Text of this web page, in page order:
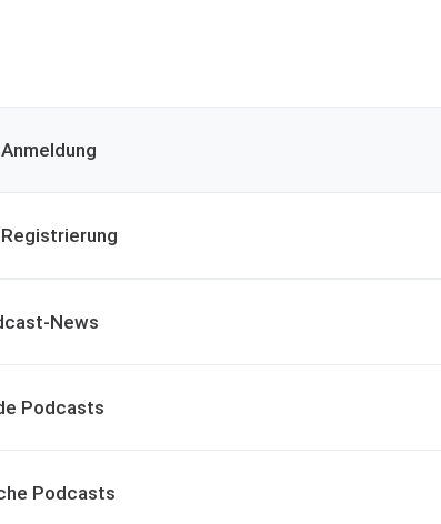
Anmeldung
Registrierung
News
Podcasts
Podcasts